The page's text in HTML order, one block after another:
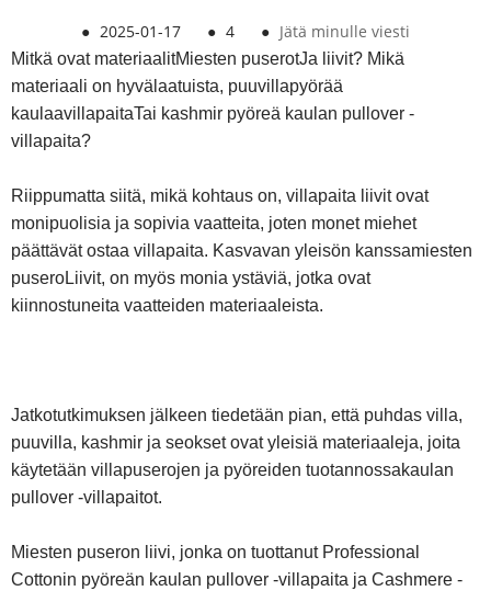
● 2025-01-17 ● 4 ● Jätä minulle viesti
Mitkä ovat materiaalitMiesten puserotJa liivit? Mikä
materiaali on hyvälaatuista, puuvillapyörää
kaulaavillapaitaTai kashmir pyöreä kaulan pullover -
villapaita?
Riippumatta siitä, mikä kohtaus on, villapaita liivit ovat
monipuolisia ja sopivia vaatteita, joten monet miehet
päättävät ostaa villapaita. Kasvavan yleisön kanssamiesten
puseroLiivit, on myös monia ystäviä, jotka ovat
kiinnostuneita vaatteiden materiaaleista.
Jatkotutkimuksen jälkeen tiedetään pian, että puhdas villa,
puuvilla, kashmir ja seokset ovat yleisiä materiaaleja, joita
käytetään villapuserojen ja pyöreiden tuotannossakaulan
pullover -villapaitot.
Miesten puseron liivi, jonka on tuottanut Professional
Cottonin pyöreän kaulan pullover -villapaita ja Cashmere -